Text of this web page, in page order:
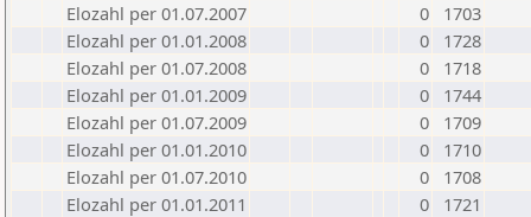
Elozahl per 01.07.2007
0
1703
Elozahl per 01.01.2008
0
1728
Elozahl per 01.07.2008
0
1718
Elozahl per 01.01.2009
0
1744
Elozahl per 01.07.2009
0
1709
Elozahl per 01.01.2010
0
1710
Elozahl per 01.07.2010
0
1708
Elozahl per 01.01.2011
0
1721